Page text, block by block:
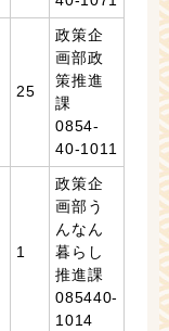
25
政策企
画部政
策推進
課
0854-
40-1011
1
政策企
画部う
んなん
暮らし
推進課
085440-
1014